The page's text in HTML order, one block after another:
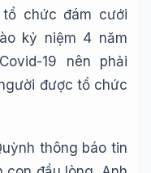
chức đám cưới
kỷ niệm 4 năm
19 nên phải
được tổ chức
thông báo tin